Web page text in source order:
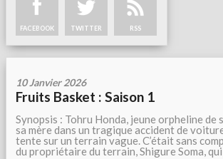
FACEBOOK TWITTER RSS
10 Janvier 2026
Fruits Basket : Saison 1
Synopsis : Tohru Honda, jeune orpheline de
sa mère dans un tragique accident de
tente sur un terrain vague. C’était sans
du propriétaire du terrain, Shigure Soma,